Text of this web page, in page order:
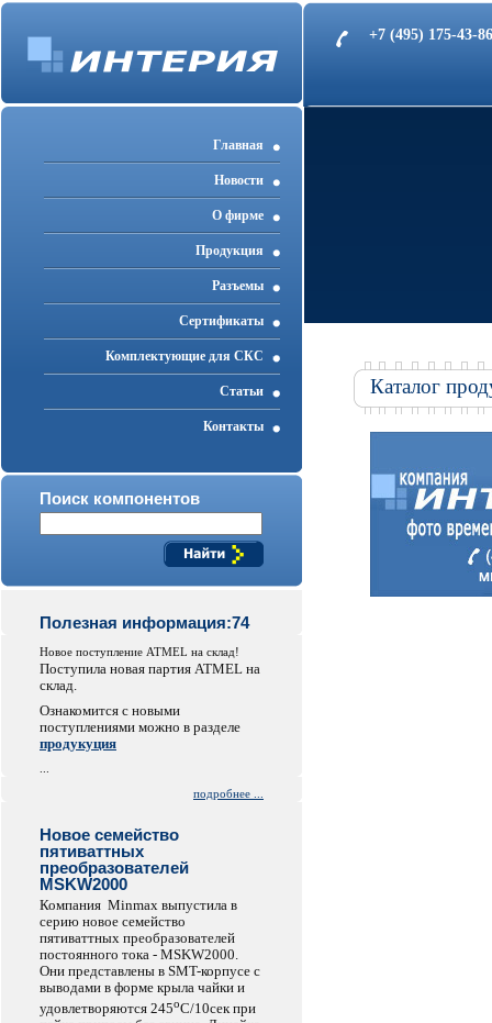
+7 (495) 175-43-
Главная
Новости
О фирме
Продукция
Разъемы
Cертификаты
Комплектующие для СКС
Статьи
Контакты
Поиск компонентов
Полезная информация:74
Новое поступление ATMEL на склад!
Поступила новая партия ATMEL на
склад.
Ознакомится с новыми
поступлениями можно в разделе
продукуция
подробнее ...
Новое семейство
пятиваттных
преобразователей
MSKW2000
Компания Minmax выпустила в
серию новое семейство
пятиваттных преобразователей
постоянного тока - MSKW2000.
Они представлены в SMT-корпусе с
выводами в форме крыла чайки и
удовлетворяются 245oC/10сек при
Каталог